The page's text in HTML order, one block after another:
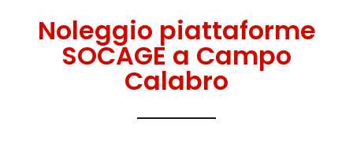
Noleggio piattaforme
SOCAGE a Campo
Calabro